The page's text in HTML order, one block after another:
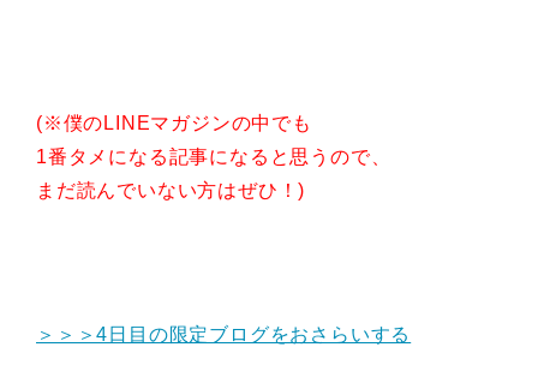
(※僕のLINEマガジンの中でも
1番タメになる記事になると思うので、
まだ読んでいない方はぜひ！)
＞＞＞4日目の限定ブログをおさらいする